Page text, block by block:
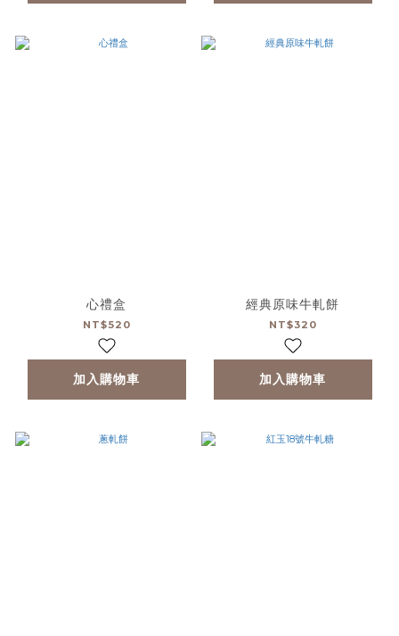
心禮盒
NT$520
加入購物車
經典原味牛軋餅
NT$320
加入購物車